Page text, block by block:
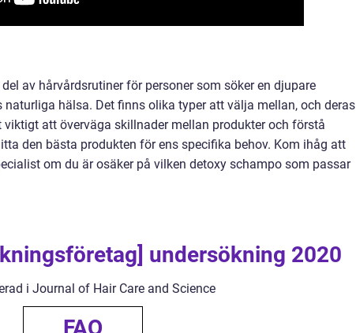
av hårvårdsrutiner för personer som söker en djupare
hälsa. Det finns olika typer att välja mellan, och deras
att överväga skillnader mellan produkter och förstå
den bästa produkten för ens specifika behov. Kom ihåg att
om du är osäker på vilken detoxy schampo som passar
undersökning 2020
i Journal of Hair Care and Science